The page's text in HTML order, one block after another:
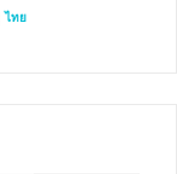
ไทย